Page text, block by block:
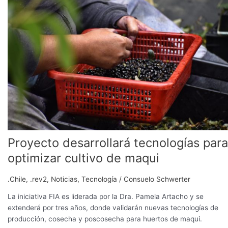
Proyecto desarrollará tecnologías para
optimizar cultivo de maqui
.Chile, .rev2, Noticias, Tecnología / Consuelo Schwerter
La iniciativa FIA es liderada por la Dra. Pamela Artacho y se
extenderá por tres años, donde validarán nuevas tecnologías de
producción, cosecha y poscosecha para huertos de maqui.
tecnologías
para
optimizar
cultivo